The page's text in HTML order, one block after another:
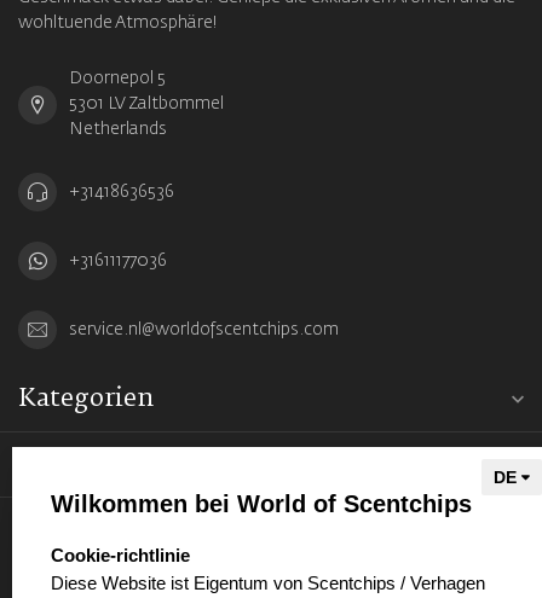
wohltuende Atmosphäre!
Doornepol 5
5301 LV Zaltbommel
Netherlands
+31418636536
+31611177036
service.nl@worldofscentchips.com
Kategorien
Wilkommen bei World of Scentchips
select language
Cookie-richtlinie
Diese Website ist Eigentum von Scentchips / Verhagen